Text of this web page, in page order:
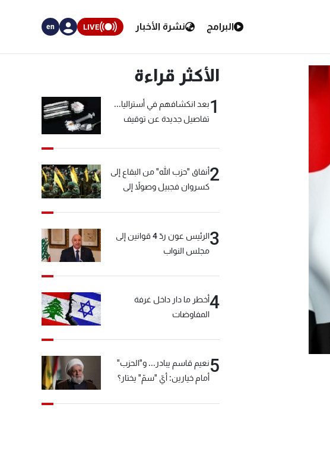
البرامج نشرة الأخبار LIVE
en
الأكثر قراءة
1بعد انكشافهم في أستراليا...
تفاصيل جديدة عن توقيف
2أنفاق "حزب الله" من البقاع إلى
كسروان فجبيل وصولاً إلى
3
الرئيس عون ردّ 4 قوانين إلى
مجلس النواب
4أخطر ما دار داخل غرفة
المفاوضات
5نعيم قاسم يبادر... و"الحزب"
أمام خيارين: أيّ "سمّ" يختار؟